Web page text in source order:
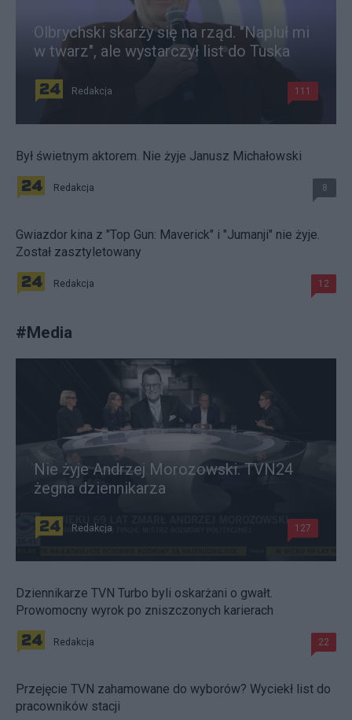
Olbrychski skarży się na rząd. "Napluł mi
w twarz", ale wystarczył list do Tuska
Redakcja 111
Był świetnym aktorem. Nie żyje Janusz Michałowski
Redakcja 8
Gwiazdor kina z "Top Gun: Maverick" i "Jumanji" nie żyje.
Został zasztyletowany
Redakcja 12
#Media
Nie żyje Andrzej Morozowski. TVN24
żegna dziennikarza
Redakcja 127
Dziennikarze TVN Turbo byli oskarżani o gwałt.
Prowomocny wyrok po zniszczonych karierach
Redakcja 22
Przejęcie TVN zahamowane do wyborów? Wyciekł list do
pracowników stacji